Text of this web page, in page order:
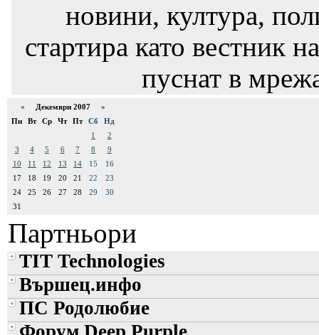
новини, култура,
стартира като вестник
пуснат в
« Декември 2007 »
Пн
Вт Ср Чт Пт Сб
Нд
1
2
3
4 5 6 7 8
9
10
11 12 13 14 15
16
17
18 19 20 21 22
23
24
25 26 27 28 29
30
31
Партньори
TIT Technologies
Вършец.инфо
ПС Родолюбие